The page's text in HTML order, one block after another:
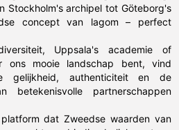
Stockholm's archipel tot Göteborg's
concept van lagom – perfect
Uppsala's academie of
ons mooie landschap bent, vind
gelijkheid, authenticiteit en de
betekenisvolle partnerschappen
dat Zweedse waarden van